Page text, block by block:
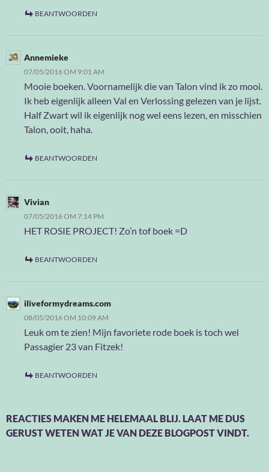
BEANTWOORDEN
Annemieke
07/05/2016 OM 9:01 AM
Mooie boeken. Voornamelijk die van Talon vind ik zo mooi.
Ik heb eigenlijk alleen Val en Verlossing gelezen van je lijst.
Half Zwart wil ik eigenlijk nog wel eens lezen, en misschien
Talon, ooit, haha.
BEANTWOORDEN
Vivian
07/05/2016 OM 7:14 PM
HET ROSIE PROJECT! Zo’n tof boek =D
BEANTWOORDEN
iliveformydreams.com
08/05/2016 OM 10:09 AM
Leuk om te zien! Mijn favoriete rode boek is toch wel
Passagier 23 van Fitzek!
BEANTWOORDEN
REACTIES MAKEN ME HELEMAAL BLIJ. LAAT ME DUS
GERUST WETEN WAT JE VAN DEZE BLOGPOST VINDT.